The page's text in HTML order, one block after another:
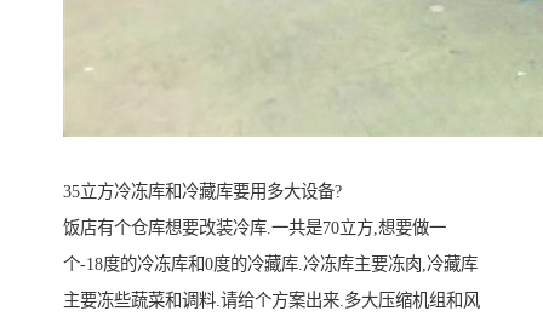
35立方冷冻库和冷藏库要用多大设备?
饭店有个仓库想要改装冷库.一共是70立方,想要做一
个-18度的冷冻库和0度的冷藏库.冷冻库主要冻肉,冷藏库
主要冻些蔬菜和调料.请给个方案出来.多大压缩机组和风